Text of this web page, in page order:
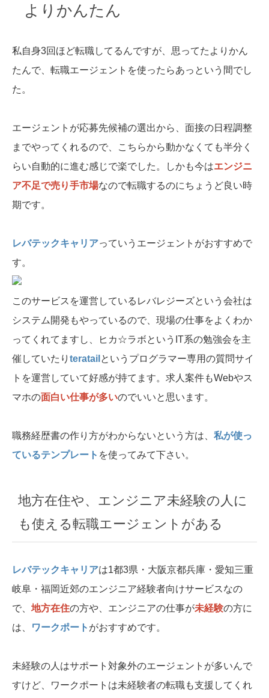
よりかんたん
私自身3回ほど転職してるんですが、思ってたよりかん
たんで、転職エージェントを使ったらあっという間でし
た。
エージェントが応募先候補の選出から、面接の日程調整
までやってくれるので、こちらから動かなくても半分く
らい自動的に進む感じで楽でした。しかも今はエンジニ
ア不足で売り手市場なので転職するのにちょうど良い時
期です。
レバテックキャリアっていうエージェントがおすすめで
す。
このサービスを運営しているレバレジーズという会社は
システム開発もやっているので、現場の仕事をよくわか
ってくれてますし、ヒカ☆ラボというIT系の勉強会を主
催していたり teratail というプログラマー専用の質問サイ
トを運営していて好感が持てます。求人案件もWebやス
マホの面白い仕事が多いのでいいと思います。
職務経歴書の作り方がわからないという方は、 私が使っ
ているテンプレート を使ってみて下さい。
地方在住や、エンジニア未経験の人に
も使える転職エージェントがある
レバテックキャリアは1都3県・大阪京都兵庫・愛知三重
岐阜・福岡近郊のエンジニア経験者向けサービスなの
で、 地方在住の方や、エンジニアの仕事が未経験の方に
は、
ワークポート がおすすめです。
未経験の人はサポート対象外のエージェントが多いんで
すけど、ワークポートは未経験者の転職も支援してくれ